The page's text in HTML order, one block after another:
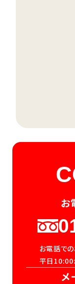
お
お電話で
平日10:00
メ